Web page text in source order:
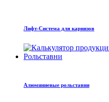
Лифт-Система для карнизов
Рольставни
Алюминиевые рольставни